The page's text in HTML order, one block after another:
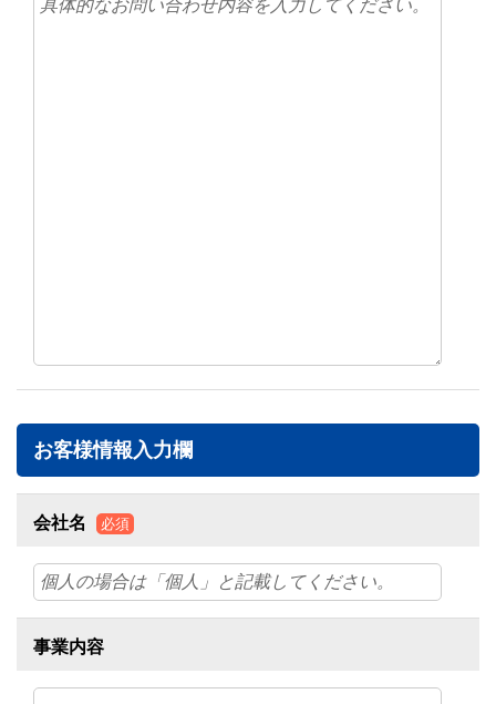
お客様情報入力欄
会社名 必須
事業内容